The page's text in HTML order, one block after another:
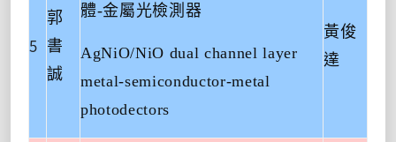
5
郭
書
誠
體-金屬光檢測器
AgNiO/NiO dual channel layer
metal-semiconductor-metal
photodectors
黃俊
達